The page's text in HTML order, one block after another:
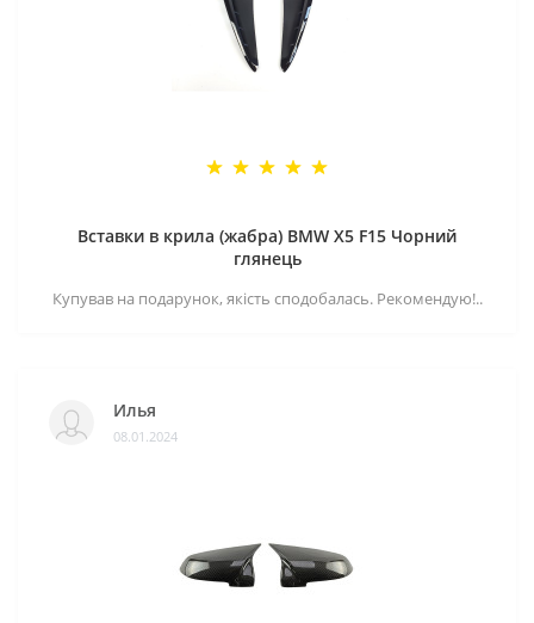
Вставки в крила (жабра) BMW X5 F15 Чорний
глянець
Купував на подарунок, якість сподобалась. Рекомендую!..
Илья
08.01.2024